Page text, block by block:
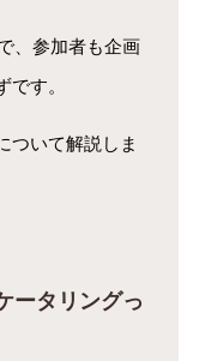
、参加者も企画
す。
ついて解説しま
ータリングっ